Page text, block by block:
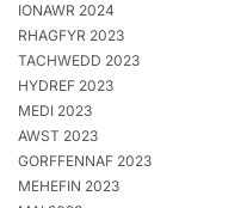
IONAWR 2024
RHAGFYR 2023
TACHWEDD 2023
HYDREF 2023
MEDI 2023
AWST 2023
GORFFENNAF 2023
MEHEFIN 2023